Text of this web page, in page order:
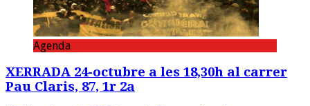
Agenda
XERRADA 24-octubre a les 18,30h al carrer
Pau Claris, 87, 1r 2a